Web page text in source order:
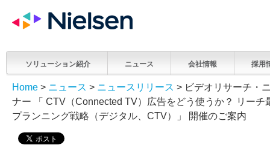
ソリューション紹介 ニュース 会社情報 採用
Home > ニュース > ニュースリリース > ビデオリサーチ・
ナー 「 CTV（Connected TV）広告をどう使うか？ リーチ
プランニング戦略（デジタル、CTV）」 開催のご案内